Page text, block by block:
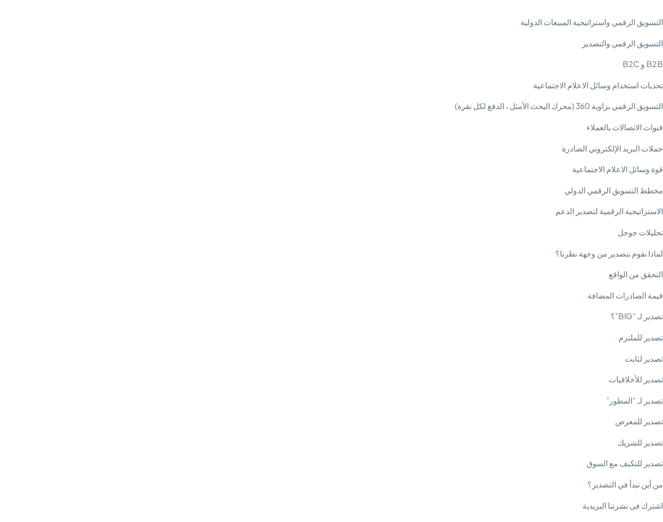
التسويق الرقمي واستراتيجية المبيعات الدولية
التسويق الرقمي والتصدير
B2B و B2C
تحديات استخدام وسائل الاعلام الاجتماعية
التسويق الرقمي بزاوية 360 (محرك البحث الأمثل ، الدفع لكل نقرة)
قنوات الاتصالات بالعملاء
حملات البريد الإلكتروني الصادرة
قوة وسائل الاعلام الاجتماعية
مخطط التسويق الرقمي الدولي
الاستراتيجية الرقمية لتصدير الدعم
تحليلات جوجل
لماذا نقوم بتصدير من وجهة نظرنا؟
التحقق من الواقع
قيمة الصادرات المضافة
تصدير لـ “BIG”؟
تصدير للملتزم
تصدير لثابت
تصدير للأخلاقيات
تصدير لـ “المطور”
تصدير للمعرض
تصدير للشريك
تصدير للتكيف مع السوق
من أين نبدأ في التصدير؟
اشترك فى نشرتنا البريدية